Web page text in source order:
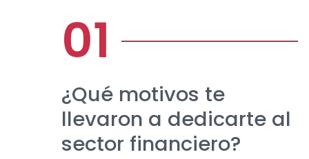
¿Qué motivos te
llevaron a dedicarte al
sector financiero?